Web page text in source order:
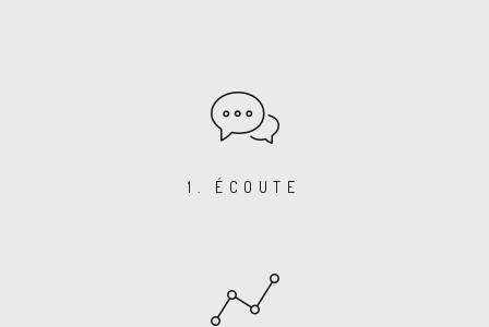
1. ÉCOUTE